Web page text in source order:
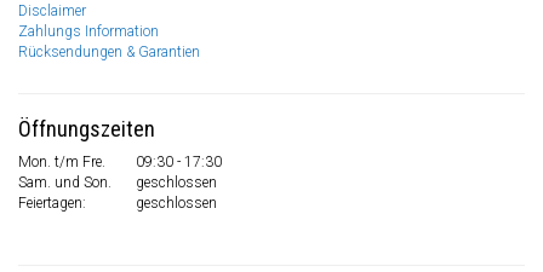
Disclaimer
Zahlungs Information
Rücksendungen & Garantien
Öffnungszeiten
Mon. t/m Fre.
09:30 - 17:30
Sam. und Son.
geschlossen
Feiertagen:
geschlossen